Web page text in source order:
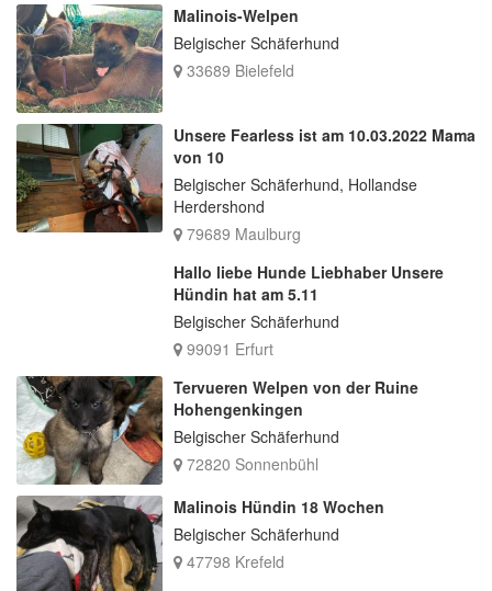
Malinois-Welpen
Belgischer Schäferhund
33689 Bielefeld
Unsere Fearless ist am 10.03.2022 Mama
von 10
Belgischer Schäferhund, Hollandse
Herdershond
79689 Maulburg
Hallo liebe Hunde Liebhaber Unsere
Hündin hat am 5.11
Belgischer Schäferhund
99091 Erfurt
Tervueren Welpen von der Ruine
Hohengenkingen
Belgischer Schäferhund
72820 Sonnenbühl
Malinois Hündin 18 Wochen
Belgischer Schäferhund
47798 Krefeld